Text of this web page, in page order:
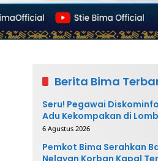
Berita Bima
Seru! Pegawai
Adu Kekompakan di
6 Agustus 2026
Pemkot Bima Serahkan
Nelayan Korban Kapal